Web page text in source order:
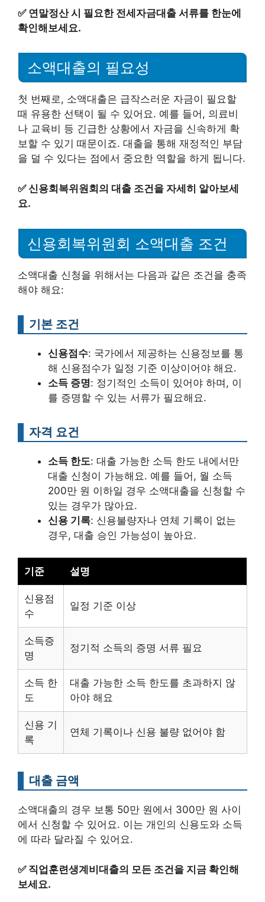
✅ 연말정산 시 필요한 전세자금대출 서류를 한눈에
확인해보세요.
소액대출의 필요성
첫 번째로, 소액대출은 급작스러운 자금이 필요할
때 유용한 선택이 될 수 있어요. 예를 들어, 의료비
나 교육비 등 긴급한 상황에서 자금을 신속하게 확
보할 수 있기 때문이죠. 대출을 통해 재정적인 부담
을 덜 수 있다는 점에서 중요한 역할을 하게 됩니다.
✅신용회복위원회의 대출 조건을 자세히 알아보세
요.
신용회복위원회 소액대출 조건
소액대출 신청을 위해서는 다음과 같은 조건을 충족
해야 해요:
기본 조건
신용점수: 국가에서 제공하는 신용정보를 통
해 신용점수가 일정 기준 이상이어야 해요.
소득 증명: 정기적인 소득이 있어야 하며, 이
를 증명할 수 있는 서류가 필요해요.
자격 요건
소득 한도: 대출 가능한 소득 한도 내에서만
대출 신청이 가능해요. 예를 들어, 월 소득
200만 원 이하일 경우 소액대출을 신청할 수
있는 경우가 많아요.
신용 기록: 신용불량자나 연체 기록이 없는
경우, 대출 승인 가능성이 높아요.
기준 설명
신용점
수
일정 기준 이상
소득증
명
정기적 소득의 증명 서류 필요
소득 한
도
대출 가능한 소득 한도를 초과하지 않
아야 해요
신용 기
록
연체 기록이나 신용 불량 없어야 함
대출 금액
소액대출의 경우 보통 50만 원에서 300만 원 사이
에서 신청할 수 있어요. 이는 개인의 신용도와 소득
에 따라 달라질 수 있어요.
✅ 직업훈련생계비대출의 모든 조건을 지금 확인해
보세요.